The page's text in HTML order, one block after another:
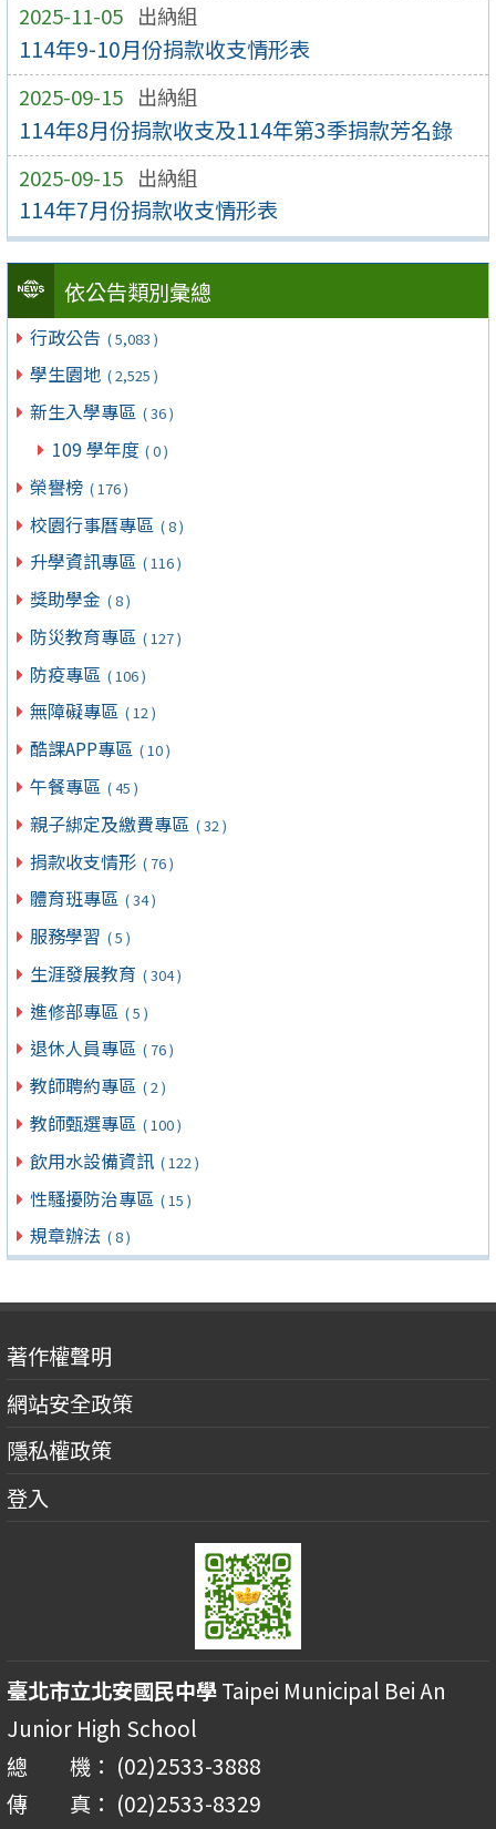
2025-11-05 出納組
114年9-10月份捐款收支情形表
2025-09-15 出納組
114年8月份捐款收支及114年第3季捐款芳名錄
2025-09-15 出納組
114年7月份捐款收支情形表
依公告類別彙總
行政公告 ( 5,083 )
學生園地 ( 2,525 )
新生入學專區 ( 36 )
109 學年度 ( 0 )
榮譽榜 ( 176 )
校園行事曆專區 ( 8 )
升學資訊專區 ( 116 )
獎助學金 ( 8 )
防災教育專區 ( 127 )
防疫專區 ( 106 )
無障礙專區 ( 12 )
酷課APP專區 ( 10 )
午餐專區 ( 45 )
親子綁定及繳費專區 ( 32 )
捐款收支情形 ( 76 )
體育班專區 ( 34 )
服務學習 ( 5 )
生涯發展教育 ( 304 )
進修部專區 ( 5 )
退休人員專區 ( 76 )
教師聘約專區 ( 2 )
教師甄選專區 ( 100 )
飲用水設備資訊 ( 122 )
性騷擾防治專區 ( 15 )
規章辦法 ( 8 )
著作權聲明
網站安全政策
隱私權政策
登入
臺北市立北安國民中學Taipei Municipal Bei An
Junior High School
總 機： (02)2533-3888
傳 真： (02)2533-8329